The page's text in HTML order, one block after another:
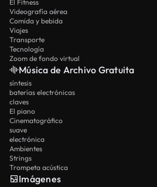
El Fitness
Videografía aérea
Comida y bebida
Viajes
Transporte
Tecnología
Zoom de fondo virtual
Música de Archivo Gratuita
síntesis
baterías electrónicas
claves
El piano
Cinematográfico
suave
electrónica
Ambientes
Strings
Trompeta acústica
Imágenes